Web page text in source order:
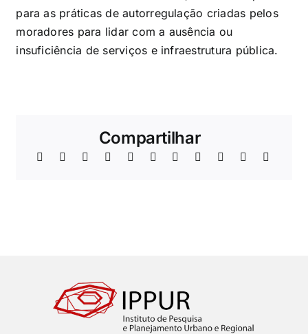
para as práticas de autorregulação criadas pelos
moradores para lidar com a ausência ou
insuficiência de serviços e infraestrutura pública.
Compartilhar